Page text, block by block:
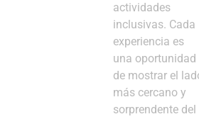
actividades
inclusivas. Cada
experiencia es
una oportunidad
de mostrar el
más cercano y
sorprendente del